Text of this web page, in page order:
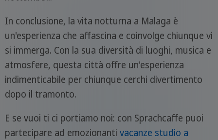
In conclusione, la vita notturna a Malaga è
un'esperienza che affascina e coinvolge chiunque vi
si immerga. Con la sua diversità di luoghi, musica e
atmosfere, questa città offre un'esperienza
indimenticabile per chiunque cerchi divertimento
dopo il tramonto.
E se vuoi ti ci portiamo noi: con Sprachcaffe puoi
partecipare ad emozionanti vacanze studio a